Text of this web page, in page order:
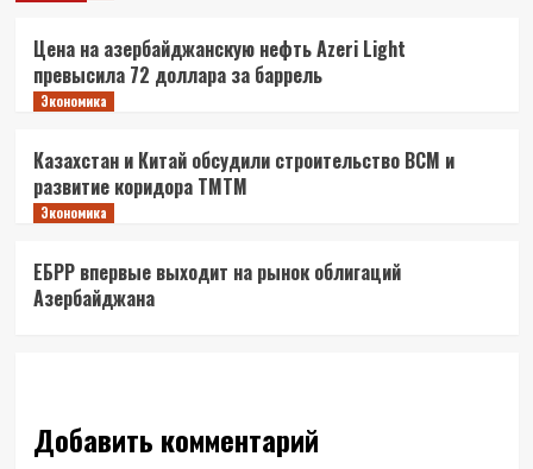
Цена на азербайджанскую нефть Azeri Light
превысила 72 доллара за баррель
Экономика
Казахстан и Китай обсудили строительство ВСМ и
развитие коридора ТМТМ
Экономика
ЕБРР впервые выходит на рынок облигаций
Азербайджана
Добавить комментарий